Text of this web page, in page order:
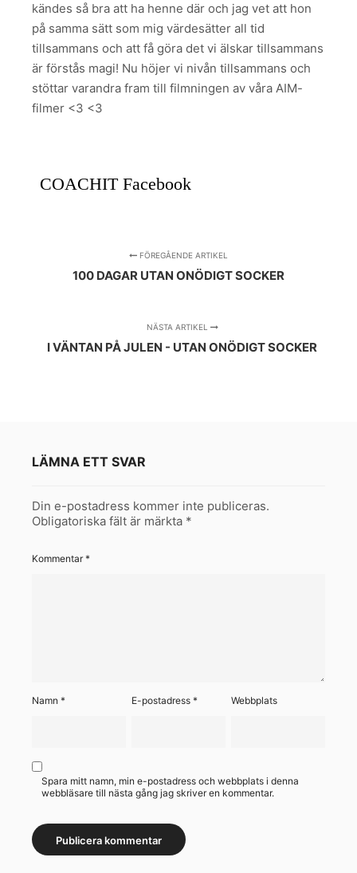
kändes så bra att ha henne där och jag vet att hon
på samma sätt som mig värdesätter all tid
tillsammans och att få göra det vi älskar tillsammans
är förstås magi! Nu höjer vi nivån tillsammans och
stöttar varandra fram till filmningen av våra AIM-
filmer <3 <3
COACHIT Facebook
FÖREGÅENDE ARTIKEL
100 DAGAR UTAN ONÖDIGT SOCKER
NÄSTA ARTIKEL
I VÄNTAN PÅ JULEN - UTAN ONÖDIGT SOCKER
LÄMNA ETT SVAR
Din e-postadress kommer inte publiceras.
Obligatoriska fält är märkta *
Kommentar*
Namn * E-postadress* Webbplats
Spara mitt namn, min e-postadress och webbplats i denna
webbläsare till nästa gång jag skriver en kommentar.